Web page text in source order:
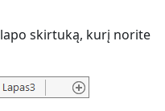
lapo skirtuką, kurį norite